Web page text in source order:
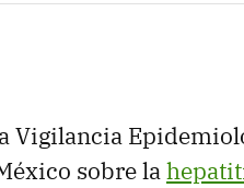
Vigilancia
sobre la